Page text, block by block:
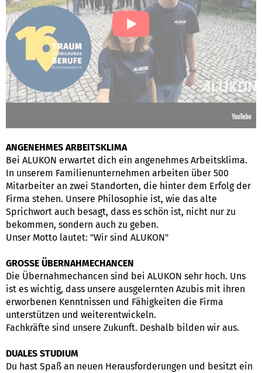
ANGENEHMES ARBEITSKLIMA
Bei ALUKON erwartet dich ein angenehmes Arbeitsklima.
In unserem Familienunternehmen arbeiten über 500
Mitarbeiter an zwei Standorten, die hinter dem Erfolg der
Firma stehen. Unsere Philosophie ist, wie das alte
Sprichwort auch besagt, dass es schön ist, nicht nur zu
bekommen, sondern auch zu geben.
Unser Motto lautet: "Wir sind ALUKON"
GROSSE ÜBERNAHMECHANCEN
Die Übernahmechancen sind bei ALUKON sehr hoch. Uns
ist es wichtig, dass unsere ausgelernten Azubis mit ihren
erworbenen Kenntnissen und Fähigkeiten die Firma
unterstützen und weiterentwickeln.
Fachkräfte sind unsere Zukunft. Deshalb bilden wir aus.
DUALES STUDIUM
Du hast Spaß an neuen Herausforderungen und besitzt ein